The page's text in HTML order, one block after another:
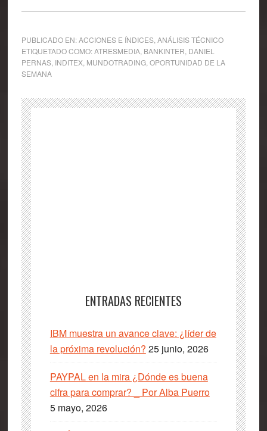
PUBLICADO EN:ACCIONES E ÍNDICES, ANÁLISIS TÉCNICO
ETIQUETADO COMO:ATRESMEDIA, BANKINTER DANIEL
PERNAS, INDITEX, MUNDOTRADING, OPORTUNIDAD DE LA
SEMANA
ENTRADAS RECIENTES
IBM muestra un avance clave: ¿líder de
la próxima revolución? 25 junio, 2026
PAYPAL en la mira ¿Dónde es buena
cifra para comprar? _ Por Alba Puerro
5 mayo, 2026